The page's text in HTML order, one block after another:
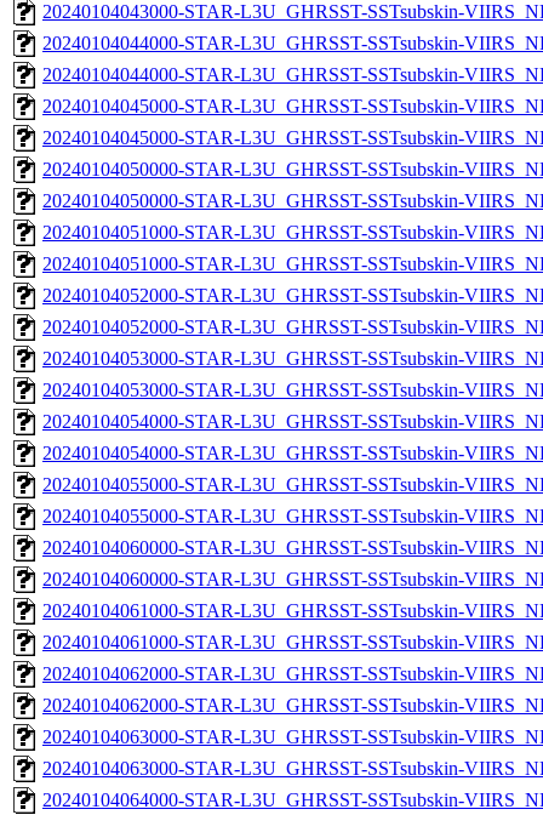
20240104043000-STAR-L3U_GHRSST-SSTsubskin-
20240104044000-STAR-L3U_GHRSST-SSTsubskin-
20240104044000-STAR-L3U_GHRSST-SSTsubskin-
20240104045000-STAR-L3U_GHRSST-SSTsubskin-
20240104045000-STAR-L3U_GHRSST-SSTsubskin-
20240104050000-STAR-L3U_GHRSST-SSTsubskin-
20240104050000-STAR-L3U_GHRSST-SSTsubskin-
20240104051000-STAR-L3U_GHRSST-SSTsubskin-
20240104051000-STAR-L3U_GHRSST-SSTsubskin-
20240104052000-STAR-L3U_GHRSST-SSTsubskin-
20240104052000-STAR-L3U_GHRSST-SSTsubskin-
20240104053000-STAR-L3U_GHRSST-SSTsubskin-
20240104053000-STAR-L3U_GHRSST-SSTsubskin-
20240104054000-STAR-L3U_GHRSST-SSTsubskin-
20240104054000-STAR-L3U_GHRSST-SSTsubskin-
20240104055000-STAR-L3U_GHRSST-SSTsubskin-
20240104055000-STAR-L3U_GHRSST-SSTsubskin-
20240104060000-STAR-L3U_GHRSST-SSTsubskin-
20240104060000-STAR-L3U_GHRSST-SSTsubskin-
20240104061000-STAR-L3U_GHRSST-SSTsubskin-
20240104061000-STAR-L3U_GHRSST-SSTsubskin-
20240104062000-STAR-L3U_GHRSST-SSTsubskin-
20240104062000-STAR-L3U_GHRSST-SSTsubskin-
20240104063000-STAR-L3U_GHRSST-SSTsubskin-
20240104063000-STAR-L3U_GHRSST-SSTsubskin-
20240104064000-STAR-L3U_GHRSST-SSTsubskin-